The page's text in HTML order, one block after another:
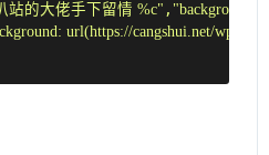
站的大佬手下留情 %c" ,
url(https://cangshui.net/wp-